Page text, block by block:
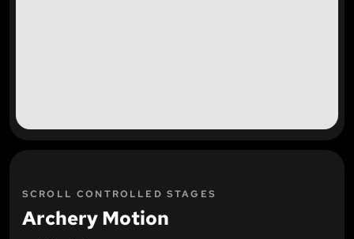
SCROLL CONTROLLED STAGES
Archery Motion